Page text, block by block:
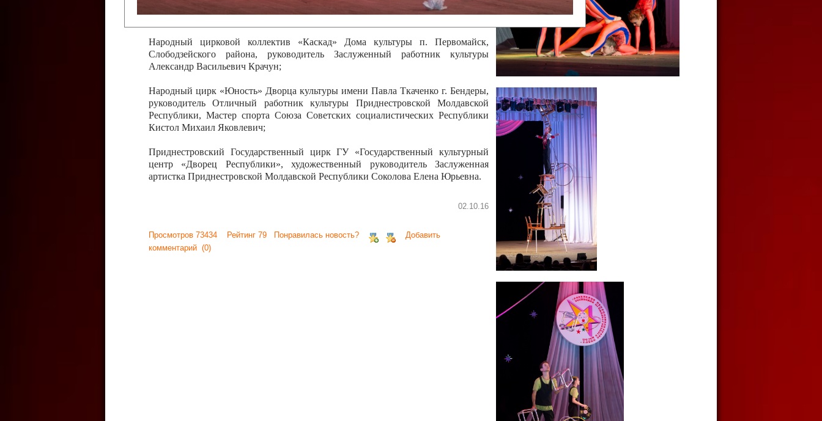
Тирасполь, руководитель Отличный работник культуры Приднестровской
Молдавской Республики Николай Юрьевич Елистратов;
Народный цирковой коллектив «Каскад» Дома культуры п. Первомайск,
Слободзейского района, руководитель Заслуженный работник культуры
Александр Васильевич Крачун;
Народный цирк «Юность» Дворца культуры имени Павла Ткаченко г. Бендеры,
руководитель Отличный работник культуры Приднестровской Молдавской
Республики, Мастер спорта Союза Советских социалистических Республики
Кистол Михаил Яковлевич;
Приднестровский Государственный цирк ГУ «Государственный культурный
центр «Дворец Республики», художественный руководитель Заслуженная
артистка Приднестровской Молдавской Республики Соколова Елена Юрьевна.
02.10.16
Просмотров 73434 Рейтинг 79 Понравилась новость?
Добавить
комментарий (0)